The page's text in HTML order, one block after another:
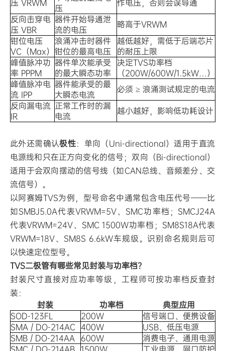
压 VRWM
压
作电压，否则会误导通
反向击穿电
压 VBR
器件开始导通泄
流的电压
略高于VRWM
钳位电压
VC（Max）
浪涌冲击时器件
钳位的最高电压
越低越好，需低于后端芯片
的耐压上限
峰值脉冲功
率 PPPM
器件单次能承受
的最大瞬态功率
决定TVS功率档
（200W/600W/1.5kW…）
峰值脉冲电
流 IPP
器件能承受的最
大瞬态电流
必须 ≥ 浪涌测试规定的电流
反向漏电流
IR
正常工作时的漏
电流
越小越好，影响低功耗设计
此外还需确认极性：单向（Uni-directional）适用于直流
电源线和只在正方向变化的信号；双向（Bi-directional）
适用于会双向摆动的信号线（如CAN总线、音频差分、交
流信号）。
以阿赛姆TVS为例，型号命名中通常包含电压代号——比
如SMBJ5.0A代表VRWM=5V、SMC功率档；SMCJ24A
代表VRWM=24V、SMC 1500W功率档；SM8S18A代表
VRWM=18V、SM8S 6.6kW车规级。识别命名规则后可
以快速定位型号。
TVS二极管有哪些常见封装与功率档？
封装尺寸直接对应功率等级，工程师可按功率档反查封
装：
封装
功率档
典型应用
SOD-123FL
200W
信号端口、便携设备
SMA / DO-214AC 400W
USB、低压电源
SMB / DO-214AA
600W
消费电子、通用电源